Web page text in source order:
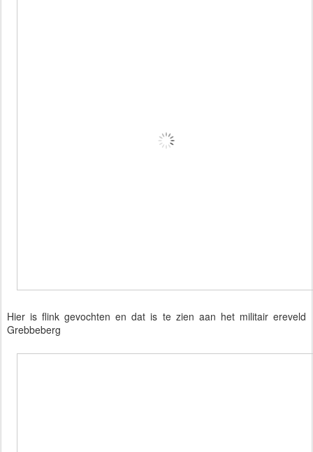
Hier is flink gevochten en dat is te zien aan het militair ereveld
Grebbeberg